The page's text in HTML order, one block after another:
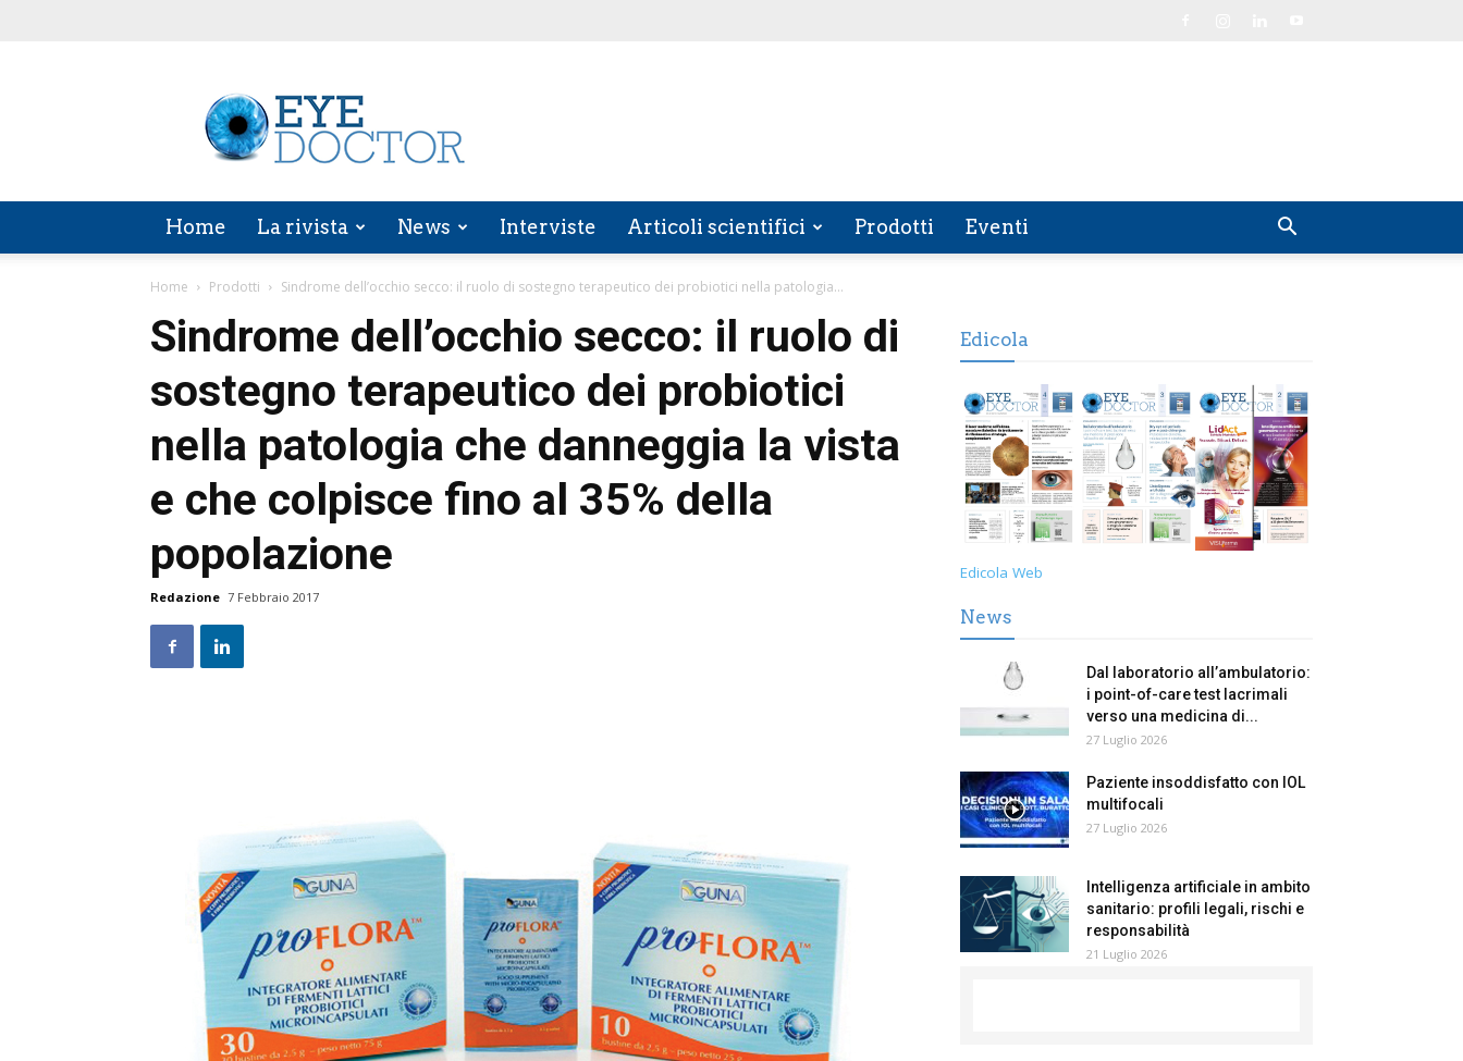
EYE
DOCTOR
Home La rivista News Interviste Articoli scientifici Prodotti Eventi
Home Prodotti Sindrome dell’occhio secco: il ruolo di sostegno terapeutico dei probiotici nella patologia...
Sindrome dell’occhio secco: il ruolo di
sostegno terapeutico dei probiotici
nella patologia che danneggia la vista
e che colpisce fino al 35% della
popolazione
Redazione 7 Febbraio 2017
Edicola
Edicola Web
News
Dal laboratorio all’ambulatorio:
i point-of-care test lacrimali
verso una medicina di...
27 Luglio 2026
Paziente insoddisfatto con IOL
multifocali
27 Luglio 2026
Intelligenza artificiale in ambito
sanitario: profili legali, rischi e
responsabilità
21 Luglio 2026